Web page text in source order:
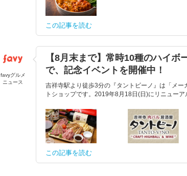
この記事を読む
favyグルメ
ニュース
【8月末まで】常時10種のハイボ
で、記念イベントを開催中！
吉祥寺駅より徒歩3分の『タントビーノ』は「メ
トショップです。2019年8月18日(日)にリニュー
この記事を読む